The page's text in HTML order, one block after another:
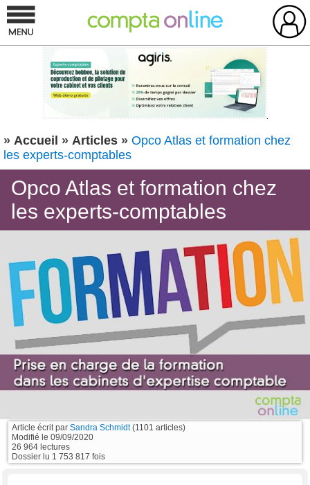
» Accueil » Articles » Opco Atlas et formation chez
les experts-comptables
Opco Atlas et formation chez
les experts-comptables
Article écrit par Sandra Schmidt(1101 articles)
Modifié le 09/09/2020
26 964 lectures
Dossier lu 1 753 817 fois